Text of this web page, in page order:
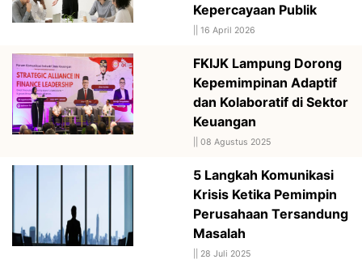
Kepercayaan Publik
16 April 2026
FKIJK Lampung Dorong
Kepemimpinan Adaptif
dan Kolaboratif di Sektor
Keuangan
08 Agustus 2025
5 Langkah Komunikasi
Krisis Ketika Pemimpin
Perusahaan Tersandung
Masalah
28 Juli 2025